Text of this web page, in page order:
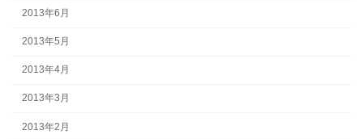
2013年6月
2013年5月
2013年4月
2013年3月
2013年2月